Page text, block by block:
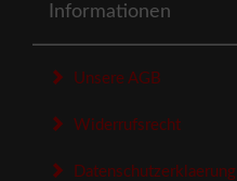
Informationen
Unsere AGB
Widerrufsrecht
Datenschutzerklaerung